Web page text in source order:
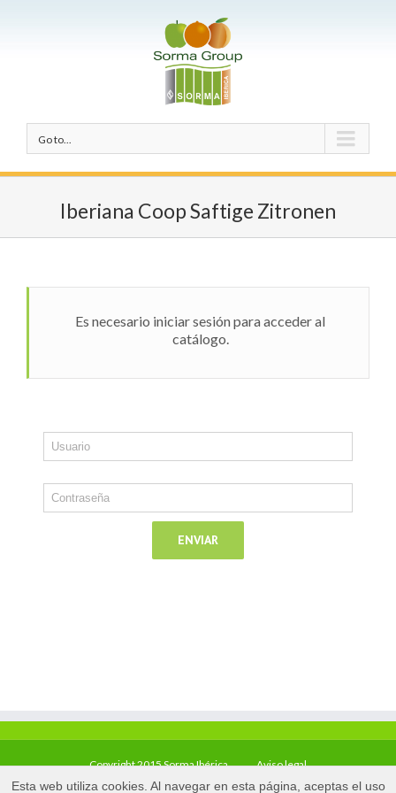
Go to...
Iberiana Coop Saftige Zitronen
Es necesario iniciar sesión para acceder al
catálogo.
Copyright 2015 Sorma Ibérica Aviso legal
Esta web utiliza cookies. Al navegar en esta página, aceptas el uso